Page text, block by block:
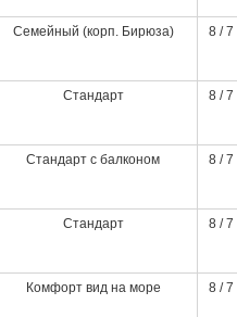
Семейный (корп. Бирюза) 8 / 7
Стандарт 8 / 7
Стандарт с балконом 8 / 7
Стандарт 8 / 7
Комфорт вид на море 8 / 7